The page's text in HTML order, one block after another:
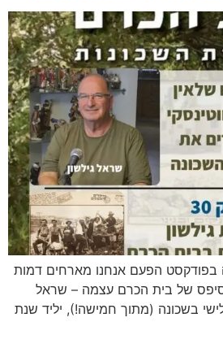
בפודקסט הפעם אנחנו מארחים דמות
של בית הכרם עצמה – שראל
בשכונה (מתוך חמישה!), יליד שנת